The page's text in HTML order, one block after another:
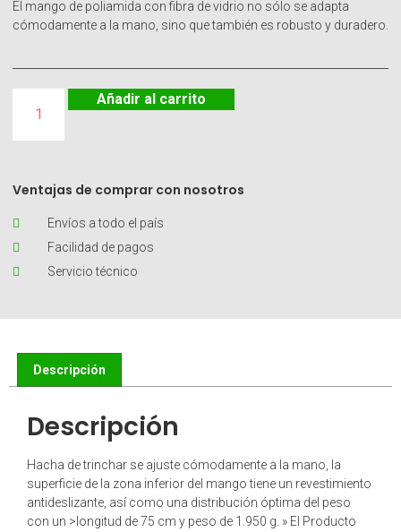
El mango de poliamida con fibra de vidrio no sólo se adapta
cómodamente a la mano, sino que también es robusto y duradero.
Añadir al carrito
Ventajas de comprar con nosotros
Envíos a todo el país
Facilidad de pagos
Servicio técnico
Descripción
Descripción
Hacha de trinchar se ajuste cómodamente a la mano, la
superficie de la zona inferior del mango tiene un revestimiento
antideslizante, así como una distribución óptima del peso
con un >longitud de 75 cm y peso de 1.950 g. » El Producto